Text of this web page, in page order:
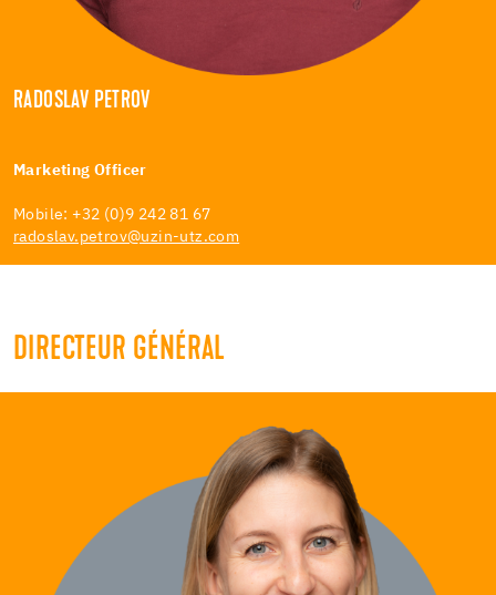
RADOSLAV PETROV
Marketing Officer
Mobile: +32 (0)9 242 81 67
radoslav.petrov@uzin-utz.com
DIRECTEUR GÉNÉRAL